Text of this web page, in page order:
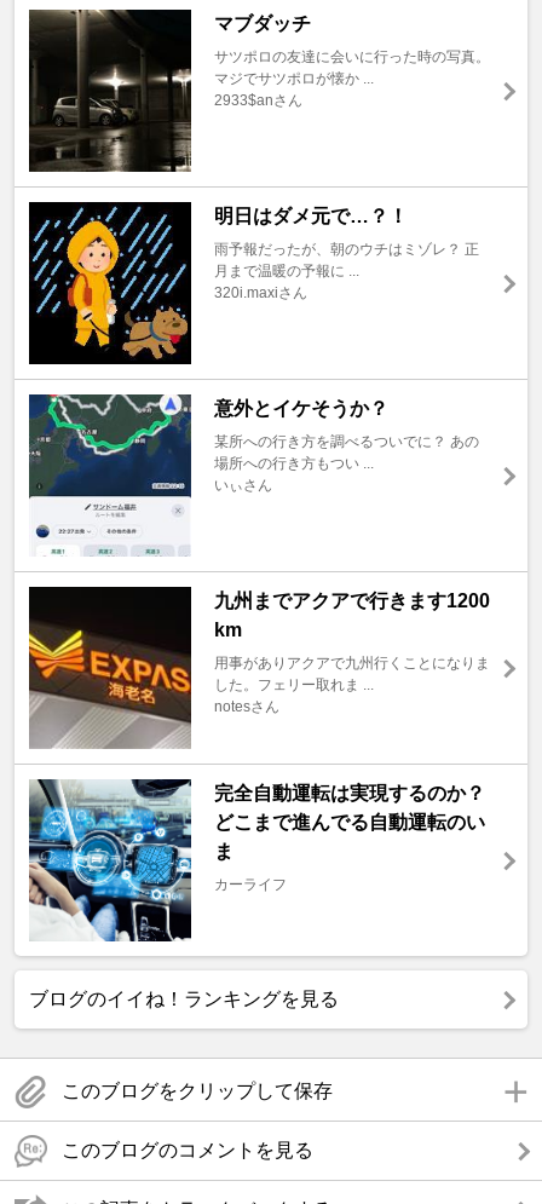
マブダッチ
サツポロの友達に会いに行った時の写真。
マジでサツポロが懐か ...
2933$anさん
明日はダメ元で…？！
雨予報だったが、朝のウチはミゾレ？ 正
月まで温暖の予報に ...
320i.maxiさん
意外とイケそうか？
某所への行き方を調べるついでに？ あの
場所への行き方もつい ...
いぃさん
九州までアクアで行きます1200
km
用事がありアクアで九州行くことになりま
した。フェリー取れま ...
notesさん
完全自動運転は実現するのか？
どこまで進んでる自動運転のい
ま
カーライフ
ブログのイイね！ランキングを見る
このブログをクリップして保存
このブログのコメントを見る